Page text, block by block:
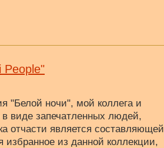
People"
"Белой ночи", мой коллега и
виде запечатленных людей,
отчасти является составляющей
из данной коллекции,